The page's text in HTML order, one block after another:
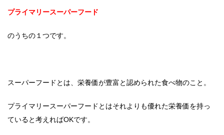
プライマリースーパーフード
のうちの１つです。
スーパーフードとは、栄養価が豊富と認められた食べ物のこと。
プライマリースーパーフードとはそれよりも優れた栄養価を持っ
ていると考えればOKです。